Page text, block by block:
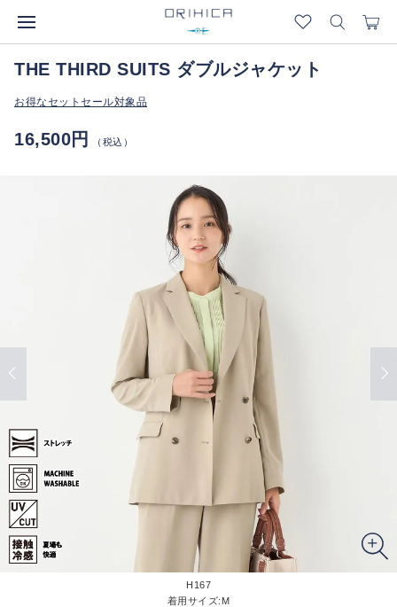
THE THIRD SUITS ダブルジャケット
お得なセットセール対象品
16,500円 （税込）
H167
着用サイズ:M